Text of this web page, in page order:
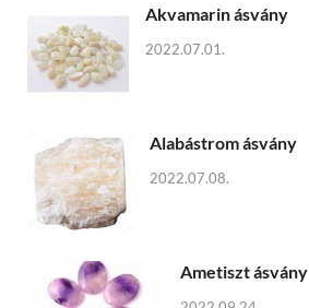
Akvamarin ásvány
2022.07.01.
Alabástrom ásvány
2022.07.08.
Ametiszt ásvány